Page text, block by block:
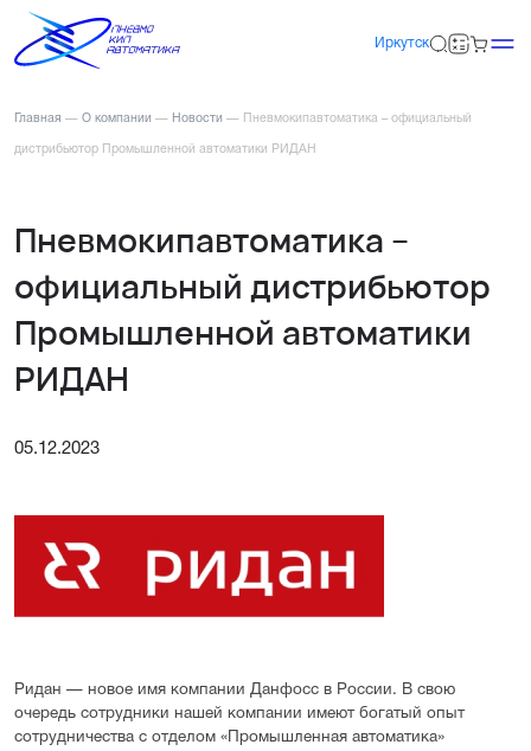
Иркутск
Главная — О компании — Новости — Пневмокипавтоматика – официальный
дистрибьютор Промышленной автоматики РИДАН
Пневмокипавтоматика –
официальный дистрибьютор
Промышленной автоматики
РИДАН
05.12.2023
Ридан — новое имя компании Данфосс в России. В свою
очередь сотрудники нашей компании имеют богатый опыт
сотрудничества с отделом «Промышленная автоматика»